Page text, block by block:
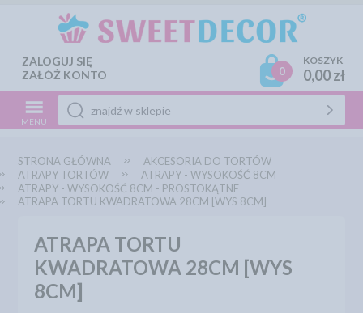
ZALOGUJ SIĘ
ZAŁÓŻ KONTO
0
KOSZYK
0,00 zł
MENU
STRONA GŁÓWNA
AKCESORIA DO TORTÓW
ATRAPY TORTÓW
ATRAPY - WYSOKOŚĆ 8CM
ATRAPY - WYSOKOŚĆ 8CM - PROSTOKĄTNE
ATRAPA TORTU KWADRATOWA 28CM [WYS 8CM]
ATRAPA TORTU
KWADRATOWA 28CM [WYS
8CM]